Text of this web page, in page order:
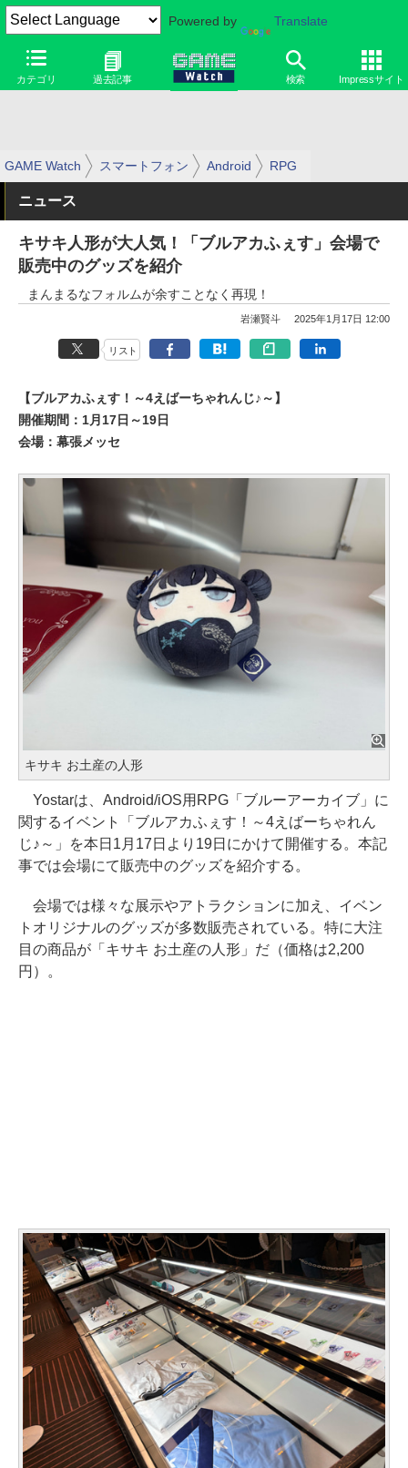
Powered by Translate
カテゴリ 過去記事 検索 Impressサイト
GAME Watch スマートフォン Android RPG
ニュース
キサキ人形が大人気！「ブルアカふぇす」会場で
販売中のグッズを紹介
まんまるなフォルムが余すことなく再現！
岩瀬賢斗 2025年1月17日 12:00
リスト
【ブルアカふぇす！～4えばーちゃれんじ♪～】
開催期間：1月17日～19日
会場：幕張メッセ
キサキ お土産の人形
Yostarは、Android/iOS用RPG「ブルーアーカイブ」に
関するイベント「ブルアカふぇす！～4えばーちゃれん
じ♪～」を本日1月17日より19日にかけて開催する。本記
事では会場にて販売中のグッズを紹介する。
会場では様々な展示やアトラクションに加え、イベン
トオリジナルのグッズが多数販売されている。特に大注
目の商品が「キサキ お土産の人形」だ（価格は2,200
円）。